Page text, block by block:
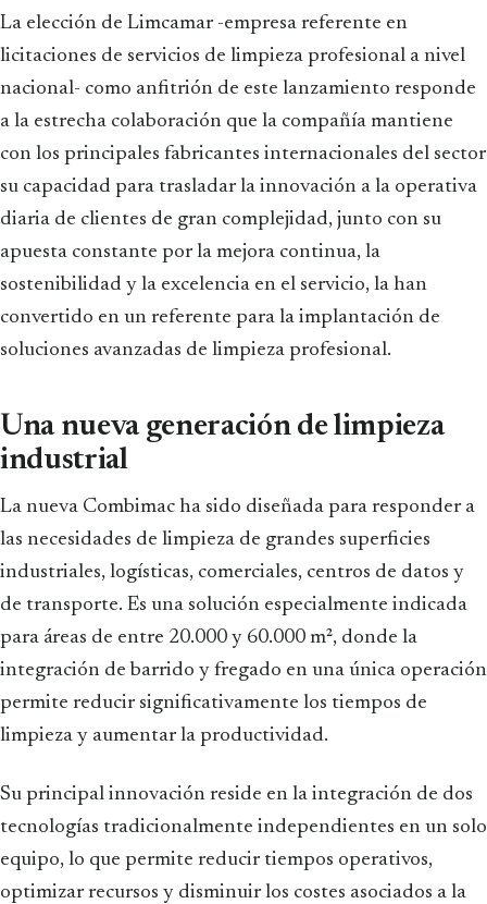
La elección de Limcamar -empresa referente en
licitaciones de servicios de limpieza profesional a nivel
nacional- como anfitrión de este lanzamiento responde
a la estrecha colaboración que la compañía mantiene
con los principales fabricantes internacionales del sector
su capacidad para trasladar la innovación a la operativa
diaria de clientes de gran complejidad, junto con su
apuesta constante por la mejora continua, la
sostenibilidad y la excelencia en el servicio, la han
convertido en un referente para la implantación de
soluciones avanzadas de limpieza profesional.
Una nueva generación de limpieza
industrial
La nueva Combimac ha sido diseñada para responder a
las necesidades de limpieza de grandes superficies
industriales, logísticas, comerciales, centros de datos y
de transporte. Es una solución especialmente indicada
para áreas de entre 20.000 y 60.000 m², donde la
integración de barrido y fregado en una única operación
permite reducir significativamente los tiempos de
limpieza y aumentar la productividad.
Su principal innovación reside en la integración de dos
tecnologías tradicionalmente independientes en un solo
equipo, lo que permite reducir tiempos operativos,
optimizar recursos y disminuir los costes asociados a la